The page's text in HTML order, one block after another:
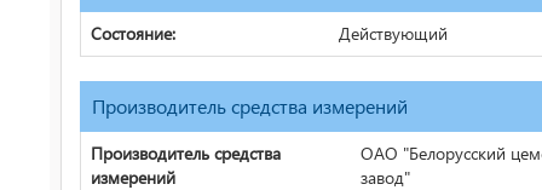
Состояние: Действующий
Производитель средства измерений
Производитель средства
измерений
ОАО "Белорусский
завод"